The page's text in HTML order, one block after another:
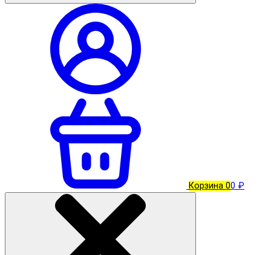
Корзина 00 ₽